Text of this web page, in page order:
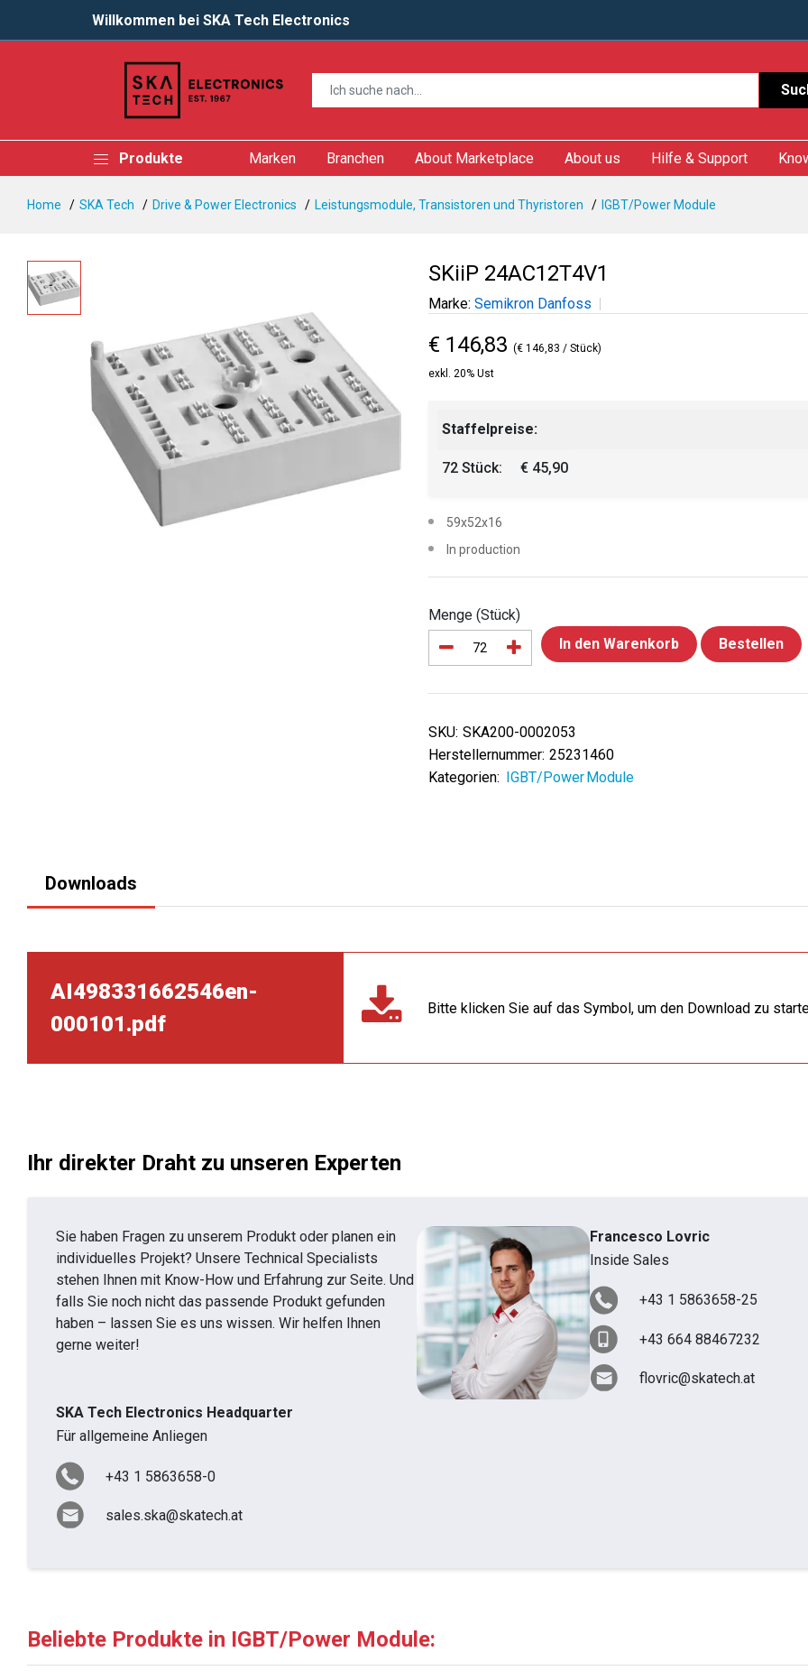
Willkommen bei SKA Tech Electronics
Produkte Marken Branchen About Marketplace About us Hilfe & Support
Home SKA Tech Drive & Power Electronics Leistungsmodule, Transistoren und Thyristoren IGBT/Power Module
SKiiP 24AC12T4V1
Marke: Semikron Danfoss
€ 146,83 (€ 146,83 / Stück)
exkl. 20% Ust
Staffelpreise:
72 Stück: € 45,90
59x52x16
In production
Menge (Stück)
In den Warenkorb
Bestellen
SKU: SKA200-0002053
Herstellernummer: 25231460
Kategorien: IGBT/Power Module
Downloads
AI498331662546en-
000101.pdf
Bitte klicken Sie auf das Symbol, um den Download zu
Ihr direkter Draht zu unseren Experten
Sie haben Fragen zu unserem Produkt oder planen ein
individuelles Projekt? Unsere Technical Specialists
stehen Ihnen mit Know-How und Erfahrung zur Seite. Und
falls Sie noch nicht das passende Produkt gefunden
haben – lassen Sie es uns wissen. Wir helfen Ihnen
gerne weiter!
Francesco Lovric
Inside Sales
+43 1 5863658-25
+43 664 88467232
flovric@skatech.at
SKA Tech Electronics Headquarter
Für allgemeine Anliegen
+43 1 5863658-0
sales.ska@skatech.at
Beliebte Produkte in IGBT/Power Module: